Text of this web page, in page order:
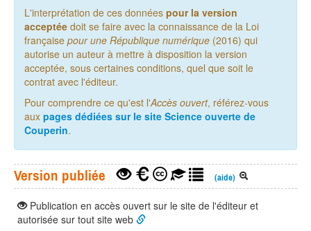
L'interprétation de ces données pour la version
acceptée doit se faire avec la connaissance de la Loi
française pour une République numérique (2016) qui
autorise un auteur à mettre à disposition la version
acceptée, sous certaines conditions, quel que soit le
contrat avec l'éditeur.
Pour comprendre ce qu'est l'Accès ouvert, référez-vous
aux pages dédiées sur le site Science ouverte de
Couperin.
Version publiée (aide)
Publication en accès ouvert sur le site de l'éditeur et
autorisée sur tout site web